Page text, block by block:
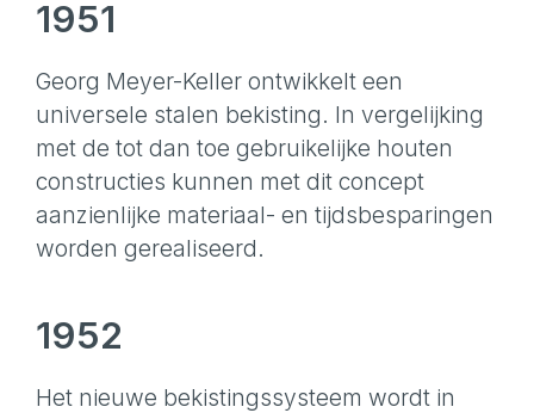
1951
Georg Meyer-Keller ontwikkelt een
universele stalen bekisting. In vergelijking
met de tot dan toe gebruikelijke houten
constructies kunnen met dit concept
aanzienlijke materiaal- en tijdsbesparingen
worden gerealiseerd.
1952
Het nieuwe bekistingssysteem wordt in